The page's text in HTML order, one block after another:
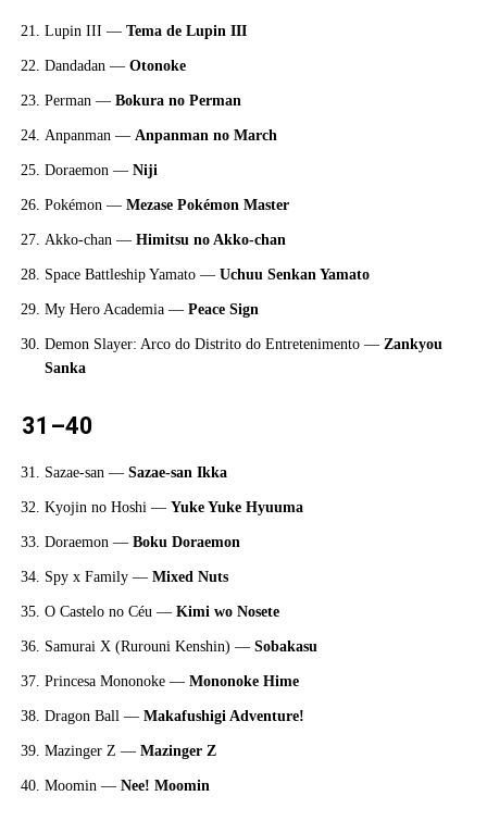
Lupin III — Tema de Lupin III
Dandadan — Otonoke
Perman — Bokura no Perman
Anpanman — Anpanman no March
Doraemon — Niji
Pokémon — Mezase Pokémon Master
Akko-chan — Himitsu no Akko-chan
Space Battleship Yamato — Uchuu Senkan Yamato
My Hero Academia — Peace Sign
Demon Slayer: Arco do Distrito do Entretenimento — Zankyou
Sanka
31–40
Sazae-san — Sazae-san Ikka
Kyojin no Hoshi — Yuke Yuke Hyuuma
Doraemon — Boku Doraemon
Spy x Family — Mixed Nuts
O Castelo no Céu — Kimi wo Nosete
Samurai X (Rurouni Kenshin) — Sobakasu
Princesa Mononoke — Mononoke Hime
Dragon Ball — Makafushigi Adventure!
Mazinger Z — Mazinger Z
Moomin — Nee! Moomin